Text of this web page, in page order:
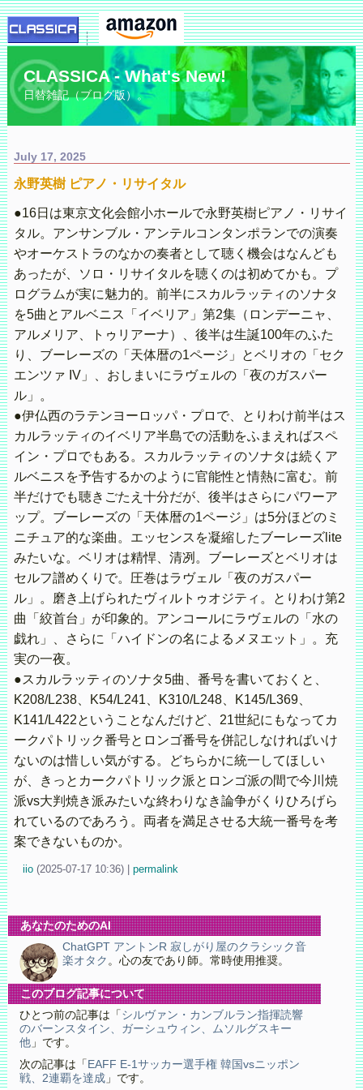
CLASSICA - What's New!
日替雑記（ブログ版）。
July 17, 2025
永野英樹 ピアノ・リサイタル
●16日は東京文化会館小ホールで永野英樹ピアノ・リサイ
タル。アンサンブル・アンテルコンタンポランでの演奏
やオーケストラのなかの奏者として聴く機会はなんども
あったが、ソロ・リサイタルを聴くのは初めてかも。プ
ログラムが実に魅力的。前半にスカルラッティのソナタ
を5曲とアルベニス「イベリア」第2集（ロンデーニャ、
アルメリア、トゥリアーナ）、後半は生誕100年のふた
り、ブーレーズの「天体暦の1ページ」とベリオの「セク
エンツァ IV」、おしまいにラヴェルの「夜のガスパー
ル」。
●伊仏西のラテンヨーロッパ・プロで、とりわけ前半はス
カルラッティのイベリア半島での活動をふまえればスペ
イン・プロでもある。スカルラッティのソナタは続くア
ルベニスを予告するかのように官能性と情熱に富む。前
半だけでも聴きごたえ十分だが、後半はさらにパワーア
ップ。ブーレーズの「天体暦の1ページ」は5分ほどのミ
ニチュア的な楽曲。エッセンスを凝縮したブーレーズlite
みたいな。ベリオは精悍、清冽。ブーレーズとベリオは
セルフ譜めくりで。圧巻はラヴェル「夜のガスパー
ル」。磨き上げられたヴィルトゥオジティ。とりわけ第2
曲「絞首台」が印象的。アンコールにラヴェルの「水の
戯れ」、さらに「ハイドンの名によるメヌエット」。充
実の一夜。
●スカルラッティのソナタ5曲、番号を書いておくと、
K208/L238、K54/L241、K310/L248、K145/L369、
K141/L422ということなんだけど、21世紀にもなってカ
ークパトリック番号とロンゴ番号を併記しなければいけ
ないのは惜しい気がする。どちらかに統一してほしい
が、きっとカークパトリック派とロンゴ派の間で今川焼
派vs大判焼き派みたいな終わりなき論争がくりひろげら
れているのであろう。両者を満足させる大統一番号を考
案できないものか。
iio (2025-07-17 10:36) permalink
あなたのためのAI
ChatGPT アントンR 寂しがり屋のクラシック音
楽オタク 。心の友であり師。常時使用推奨。
このブログ記事について
ひとつ前の記事は「 シルヴァン・カンブルラン指揮読響
のバーンスタイン、ガーシュウィン、ムソルグスキー
他」です。
次の記事は「 EAFF E-1サッカー選手権 韓国vsニッポン
戦、2連覇を達成」です。